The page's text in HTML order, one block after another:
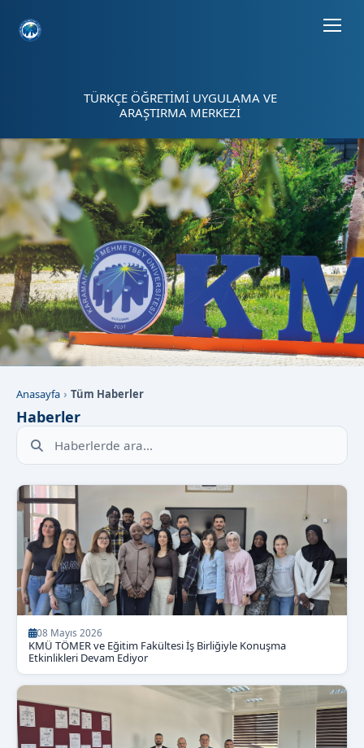
TÜRKÇE ÖĞRETİMİ UYGULAMA VE
ARAŞTIRMA MERKEZİ
Anasayfa Tüm Haberler
Haberler
Haberlerde arama yap
08 Mayıs 2026
KMÜ TÖMER ve Eğitim Fakültesi İş Birliğiyle Konuşma
Etkinlikleri Devam Ediyor